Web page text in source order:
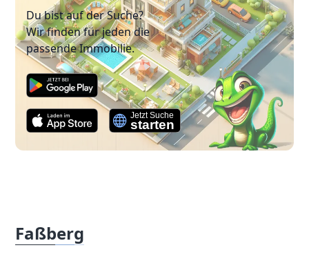
Du bist auf der Suche?
Wir finden für jeden die
passende Immobilie.
Faßberg